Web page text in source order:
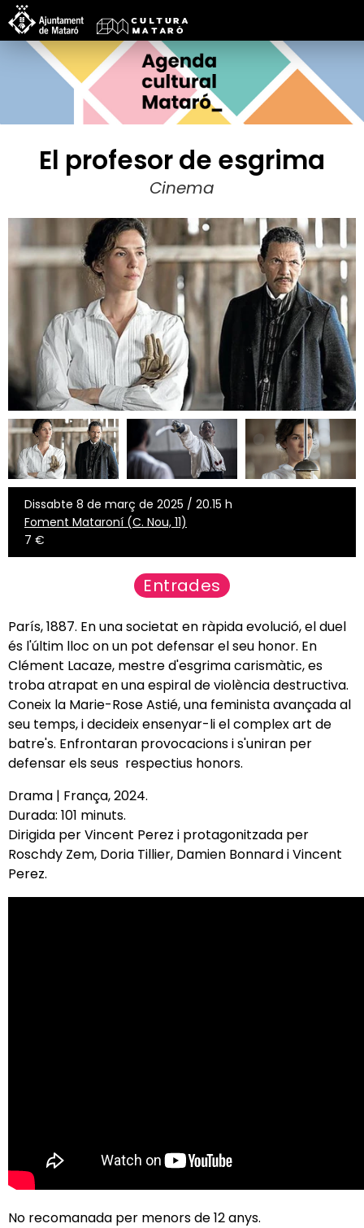
El profesor de esgrima
Cinema
Dissabte 8 de març de 2025 / 20.15 h
Foment Mataroní (C. Nou, 11)
7 €
Entrades
París, 1887. En una societat en ràpida evolució, el duel
és l'últim lloc on un pot defensar el seu honor. En
Clément Lacaze, mestre d'esgrima carismàtic, es
troba atrapat en una espiral de violència destructiva.
Coneix la Marie-Rose Astié, una feminista avançada al
seu temps, i decideix ensenyar-li el complex art de
batre's. Enfrontaran provocacions i s'uniran per
defensar els seus respectius honors.
Drama | França, 2024.
Durada: 101 minuts.
Dirigida per Vincent Perez i protagonitzada per
Roschdy Zem, Doria Tillier, Damien Bonnard i Vincent
Perez.
No recomanada per menors de 12 anys.